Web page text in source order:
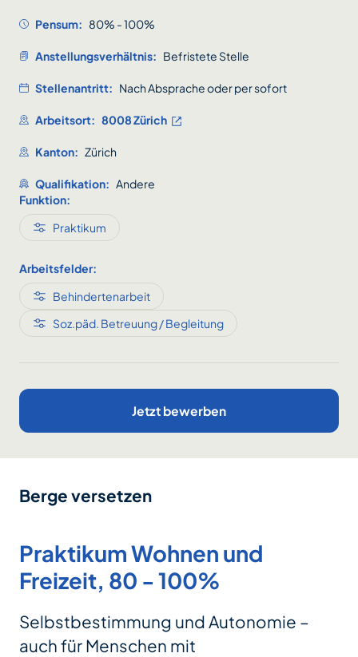
Pensum: 80% - 100%
Anstellungsverhältnis: Befristete Stelle
Stellenantritt: Nach Absprache oder per sofort
Arbeitsort: 8008 Zürich
Kanton: Zürich
Qualifikation: Andere
Funktion:
Praktikum
Arbeitsfelder:
Behindertenarbeit
Soz.päd. Betreuung / Begleitung
Jetzt bewerben
Berge versetzen
Praktikum Wohnen und
Freizeit, 80 - 100%
Selbstbestimmung und Autonomie –
auch für Menschen mit